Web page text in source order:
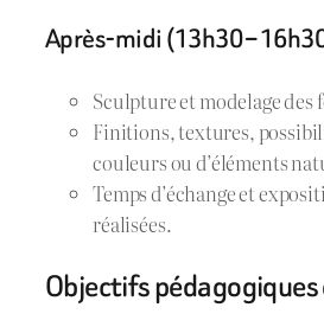
Après-midi (13h30 –
Sculpture et modelage des
Finitions, textures,
couleurs ou d’éléments
Temps d’échange et
réalisées.
Objectifs